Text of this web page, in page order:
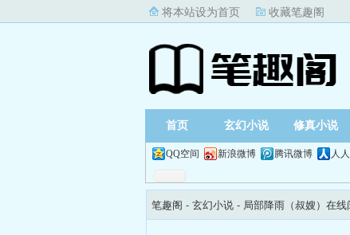
将本站设为首页 收藏笔趣阁
首页 玄幻小说 修真小说
QQ空间 新浪微博 腾讯微博 人
笔趣阁 - 玄幻小说 - 局部降雨（叔嫂）在线